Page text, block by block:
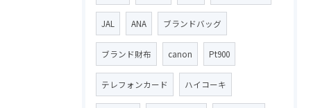
JAL ANA ブランドバッグ
ブランド財布 canon Pt900
テレフォンカード ハイコーキ